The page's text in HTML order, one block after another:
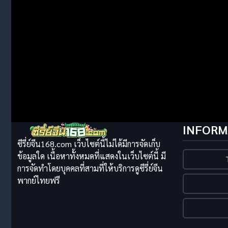
ซีรี่ย์จีน168.com เว็บไซต์นี้ไม่ได้มีการจัดเก็บ
ข้อมูลใด เนื้อหาทั้งหมดที่แสดงในเว็บไซต์นี้ มี
การจัดทำโดยบุคคลที่สามที่ให้บริการดูซีรี่ย์จีน
พากย์ไทยฟรี